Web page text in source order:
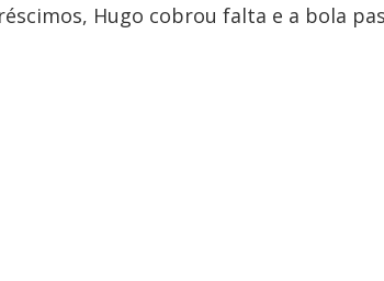
Hugo cobrou falta e a bola